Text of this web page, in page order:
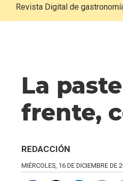
Revista Digital de
La
frente,
REDACCIÓN
MIÉRCOLES, 16 DE DICIEMBRE DE